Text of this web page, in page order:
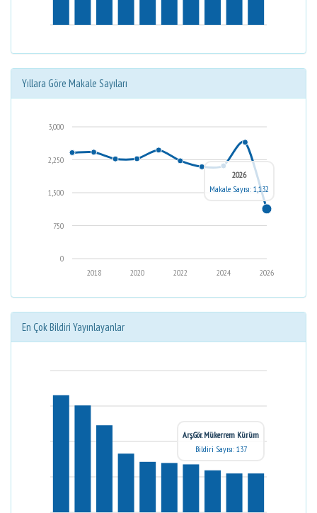
Yıllara Göre Makale Sayıları
0
750
1,500
2,250
3,000
2026
2024
2022
2020
2018
2026
Makale Sayısı: 1,132
En Çok Bildiri Yayınlayanlar
Arş.Gör. Mükerrem Kürüm
Bildiri Sayısı: 137